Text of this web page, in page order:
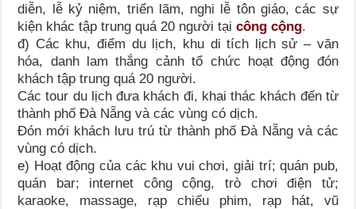
diễn, lễ kỷ niệm, triển lãm, nghi lễ tôn giáo, các sự
kiện khác tập trung quá 20 người tạicông cộng.
đ) Các khu, điểm du lịch, khu di tích lịch sử – văn
hóa, danh lam thắng cảnh tổ chức hoạt động đón
khách tập trung quá 20 người.
Các tour du lịch đưa khách đi, khai thác khách đến từ
thành phố Đà Nẵng và các vùng có dịch.
Đón mới khách lưu trú từ thành phố Đà Nẵng và các
vùng có dịch.
e) Hoạt động của các khu vui chơi, giải trí; quán pub,
quán bar; internet công cộng, trò chơi điện tử;
karaoke, massage, rạp chiếu phim, rạp hát, vũ